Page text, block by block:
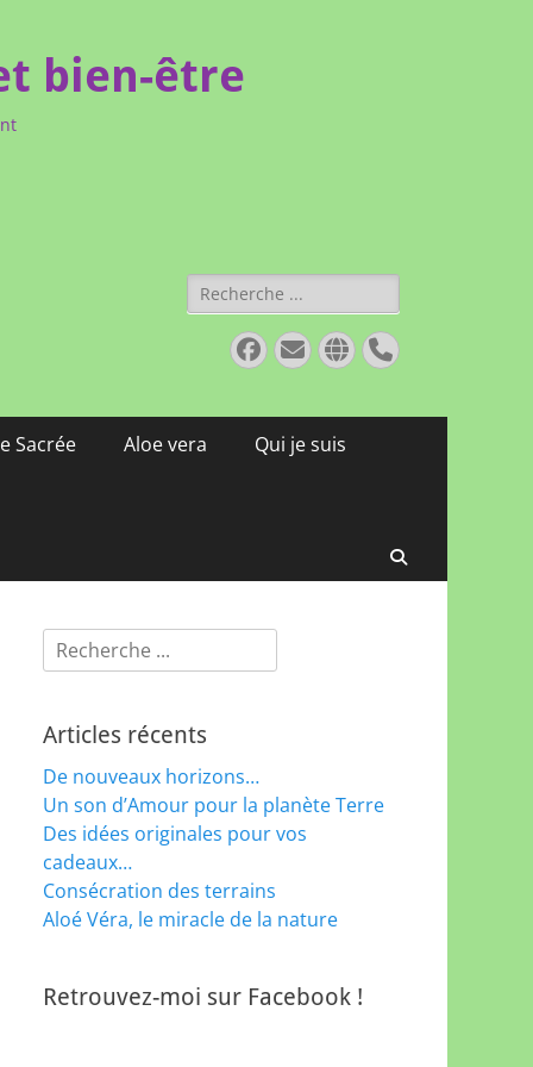
bien-être
Rechercher :
Facebook
E-
mail
Site
web
Tél
Sacrée Aloe vera Qui je suis
Rechercher :
Articles récents
De nouveaux horizons…
Un son d’Amour pour la planète Terre
Des idées originales pour vos
cadeaux…
Consécration des terrains
Aloé Véra, le miracle de la nature
Retrouvez-moi sur Facebook !